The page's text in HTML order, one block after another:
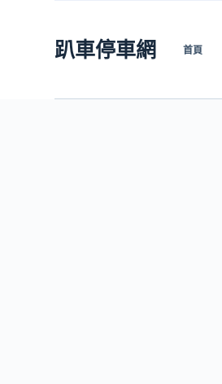
趴車停車網 首頁